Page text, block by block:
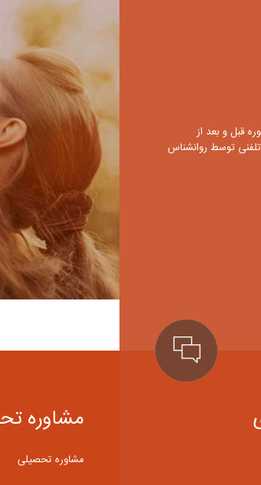
قبل و بعد از
توسط روانشناس
مشاوره
مشاوره تحصیلی